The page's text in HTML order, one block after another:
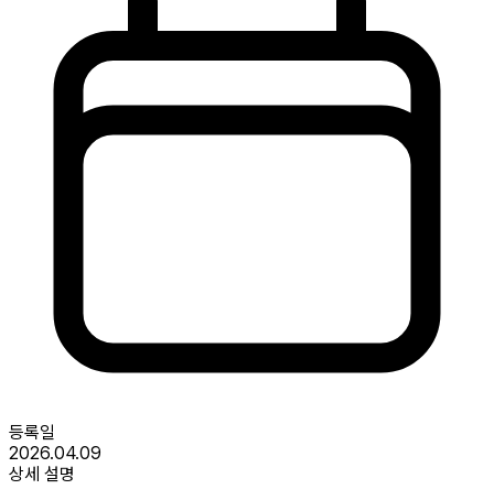
등록일
2026.04.09
상세 설명